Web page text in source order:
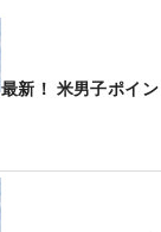
最新！ 米男子ポイ